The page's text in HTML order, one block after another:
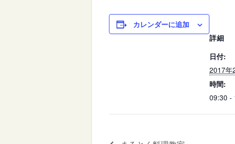
カレンダーに追加
詳細
日付:
2017年
時間:
09:30 -